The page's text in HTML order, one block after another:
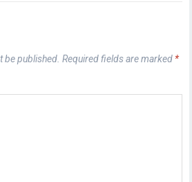
be published. Required fields are marked *